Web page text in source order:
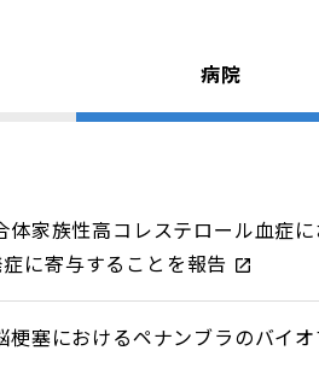
病院
体家族性高コレステロール血症
に寄与することを報告
梗塞におけるペナンブラのバイ